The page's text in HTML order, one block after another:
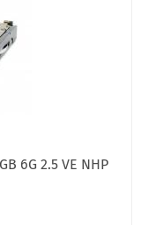
6G 2.5 VE NHP